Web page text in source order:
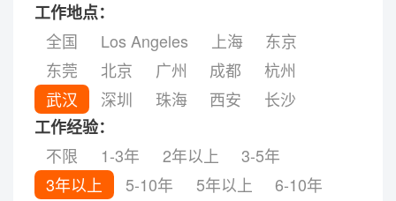
工作地点：
全国
Los Angeles 上海
东京
东莞
北京 广州 成都
杭州
武汉
深圳 珠海 西安
长沙
工作经验：
不限
1-3年 2年以上
3-5年
3年以上
5-10年 5年以上
6-10年